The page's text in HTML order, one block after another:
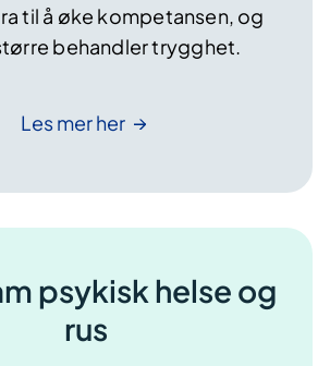
til å øke kompetansen, og
behandler trygghet.
Les merher
psykisk helse og
rus